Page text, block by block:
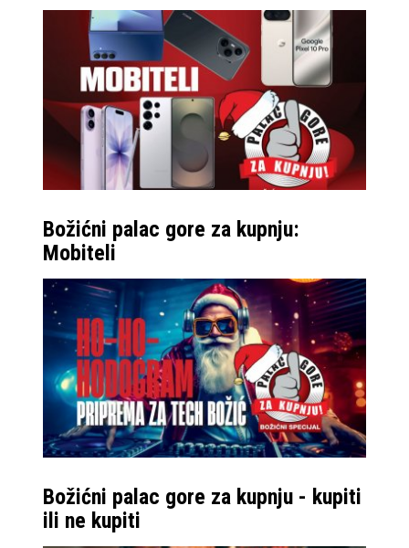
Božićni palac gore za kupnju:
Mobiteli
Božićni palac gore za kupnju - kupiti
ili ne kupiti